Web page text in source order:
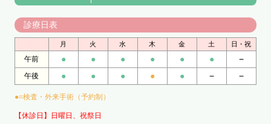
診療日表
月 火 水 木 金 土 日・祝
午前 ● ● ● ● ● ● −
午後 ● ● ● ● ● − −
●=検査・外来手術（予約制）
【休診日】日曜日、祝祭日